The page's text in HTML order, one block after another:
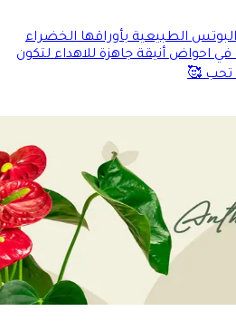
الطبيعية بأوراقها الخضراء
احواض أنيقة جاهزة للاهداء لتكون
تحب 🥰